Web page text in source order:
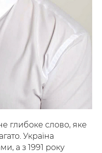
глибоке слово, яке
Україна
а з 1991 року